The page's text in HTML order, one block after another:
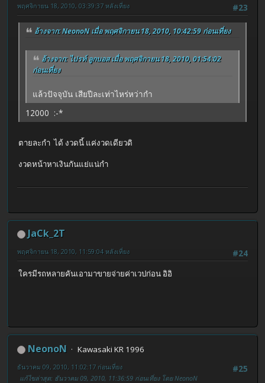
#23
พฤศจิกายน 18, 2010, 03:39:37 หลังเที่ยง
อ้างจาก: NeonoN เมื่อ พฤศจิกายน 18, 2010, 10:42:59 ก่อนเที่ยง
อ้างจาก: ไปรท์ ลูกบอส เมื่อ พฤศจิกายน 18, 2010, 01:54:02
ก่อนเที่ยง
แล้วปัจจุบัน เสียปีละเท่าไหร่หว่ากำ
12000 :-*
ตายละกำ ได้ งวดนี้ แค่งวดเดียวดิ
งวดหน้าหาเงินกันแย่แน่กำ
JaCk_2T
#24
พฤศจิกายน 18, 2010, 11:59:04 หลังเที่ยง
ใครมีรถหลายคันเอามาขายจ่ายค่าเวปก่อน อิอิ
NeonoN
Kawasaki KR 1996
#25
ธันวาคม 09, 2010, 11:02:17 ก่อนเที่ยง
แก้ไขล่าสุด: ธันวาคม 09, 2010, 11:36:59 ก่อนเที่ยง โดย NeonoN